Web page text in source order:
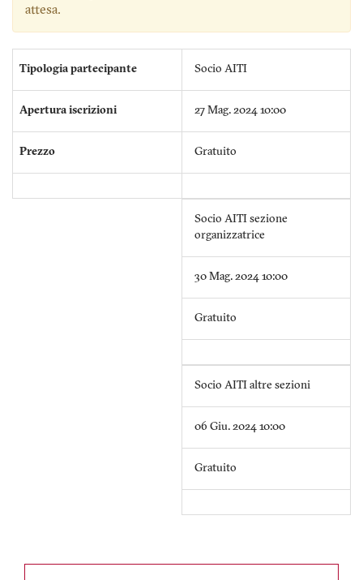
attesa.
Tipologia partecipante
Apertura iscrizioni
Prezzo
Socio AITI
27 Mag. 2024 10:00
Gratuito
Socio AITI sezione
organizzatrice
30 Mag. 2024 10:00
Gratuito
Socio AITI altre sezioni
06 Giu. 2024 10:00
Gratuito